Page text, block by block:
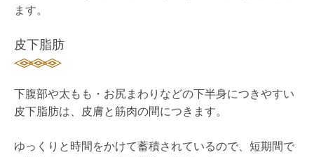
ます。
皮下脂肪
下腹部や太もも・お尻まわりなどの下半身につきやすい
皮下脂肪は、皮膚と筋肉の間につきます。
ゆっくりと時間をかけて蓄積されているので、短期間で